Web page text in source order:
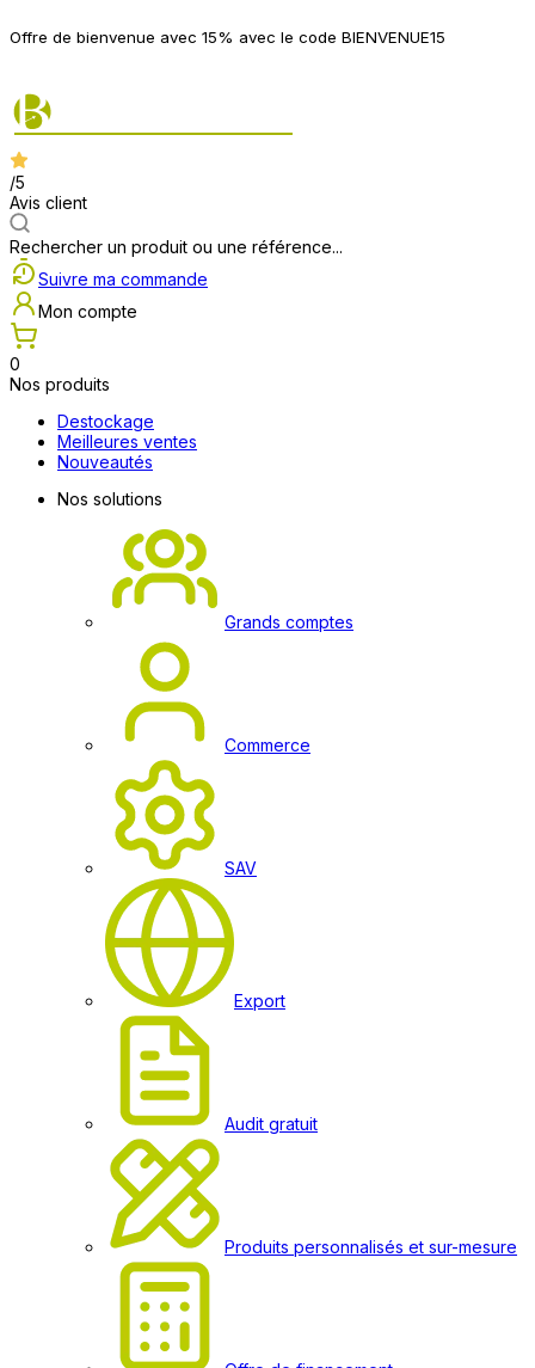
Offre de bienvenue avec 15% avec le code BIENVENUE15
/5
Avis client
Rechercher un produit ou une référence...
Suivre ma commande
Mon compte
0
Nos produits
Destockage
Meilleures ventes
Nouveautés
Nos solutions
Grands comptes
Commerce
SAV
Export
Audit gratuit
Produits personnalisés et sur-mesure